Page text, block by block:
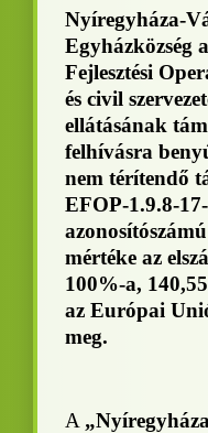
Nyíregyháza-
Egyházközség
Fejlesztési
és civil
ellátásának
felhívásra
nem térítendő
EFOP-1.9.8-
mértéke az
100%-a,
az Európai
meg.
A